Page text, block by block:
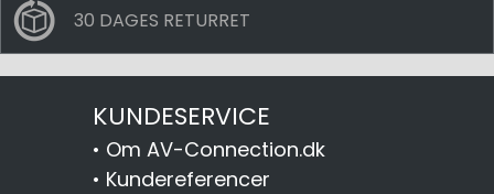
30 DAGES RETURRET
KUNDESERVICE
• Om AV-Connection.dk
• Kundereferencer